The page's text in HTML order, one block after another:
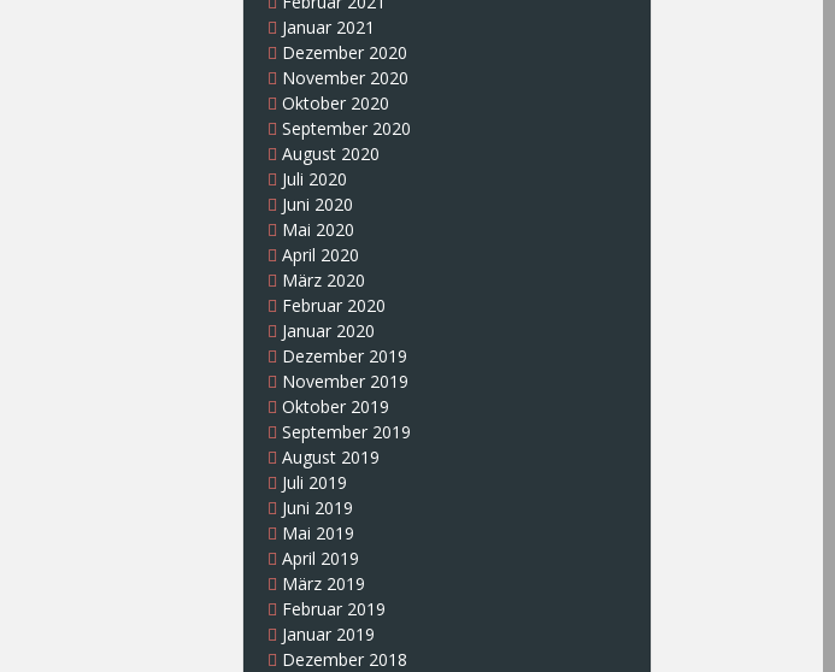
Januar 2021
Dezember 2020
November 2020
Oktober 2020
September 2020
August 2020
Juli 2020
Juni 2020
Mai 2020
April 2020
März 2020
Februar 2020
Januar 2020
Dezember 2019
November 2019
Oktober 2019
September 2019
August 2019
Juli 2019
Juni 2019
Mai 2019
April 2019
März 2019
Februar 2019
Januar 2019
Dezember 2018